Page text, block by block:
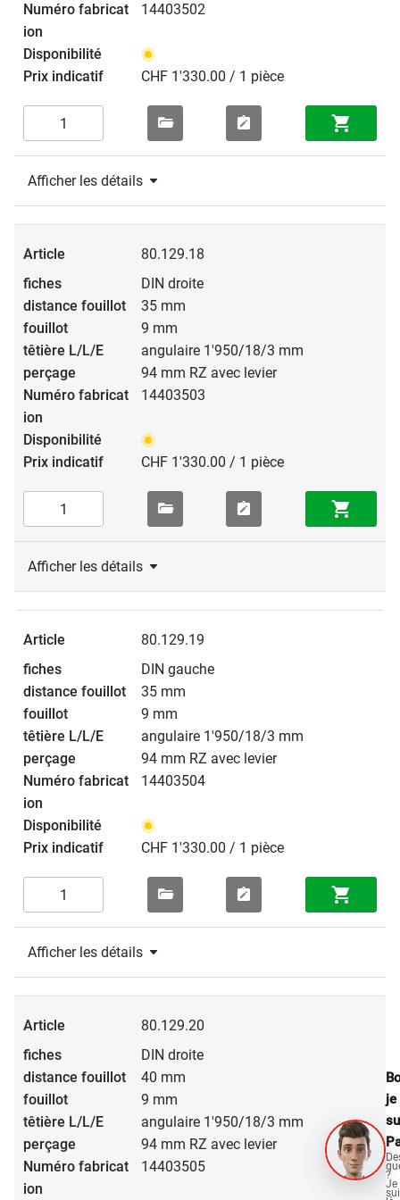
14403502
CHF 1'330.00 / 1 pièce
Afficher les détails
80.129.18
DIN droite
35 mm
9 mm
angulaire 1'950/18/3 mm
94 mm RZ avec levier
14403503
CHF 1'330.00 / 1 pièce
Afficher les détails
80.129.19
DIN gauche
35 mm
9 mm
angulaire 1'950/18/3 mm
94 mm RZ avec levier
14403504
CHF 1'330.00 / 1 pièce
Afficher les détails
80.129.20
DIN droite
40 mm
9 mm
angulaire 1'950/18/3 mm
94 mm RZ avec levier
14403505
je
?
Je